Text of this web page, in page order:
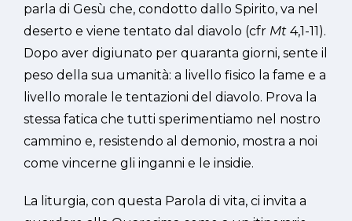
parla di Gesù che, condotto dallo Spirito, va nel
deserto e viene tentato dal diavolo (cfr Mt 4,1-11).
Dopo aver digiunato per quaranta giorni, sente il
peso della sua umanità: a livello fisico la fame e a
livello morale le tentazioni del diavolo. Prova la
stessa fatica che tutti sperimentiamo nel nostro
cammino e, resistendo al demonio, mostra a noi
come vincerne gli inganni e le insidie.
La liturgia, con questa Parola di vita, ci invita a